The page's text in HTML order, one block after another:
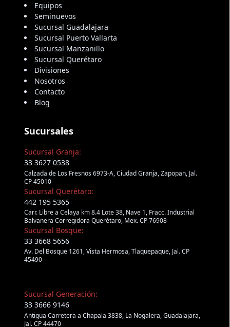
Equipos
Seminuevos
Sucursal Guadalajara
Sucursal Puerto Vallarta
Sucursal Manzanillo
Sucursal Querétaro
Divisiones
Nosotros
Contacto
Blog
Sucursales
Sucursal Granja:
33 3627 0538
Calzada de Los Fresnos 6973-A, Ciudad Granja, Zapopan, Jal.
CP 45010
Sucursal Querétaro:
442 195 5365
Carr. Libre a Celaya km 8.4 Lote 38, Nave 1, Fracc. Industrial
Balvanera Corregidora Querétaro, Mex. CP 76908
Sucursal Bosque:
33 3668 5656
Av. Del Bosque 1261, Vista Hermosa, Tlaquepaque, Jal. CP
45490
Sucursal Generación:
33 3666 9146
Antigua Carretera a Chapala 3838, La Nogalera, Guadalajara,
Jal. CP 44470